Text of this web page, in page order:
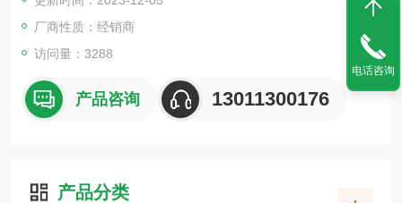
厂商性质：经销商
访问量：3288
产品咨询 13011300176
产品分类
电话咨询